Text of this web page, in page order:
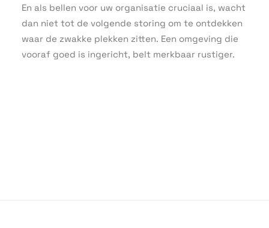
En als bellen voor uw organisatie cruciaal is, wacht
dan niet tot de volgende storing om te ontdekken
waar de zwakke plekken zitten. Een omgeving die
vooraf goed is ingericht, belt merkbaar rustiger.